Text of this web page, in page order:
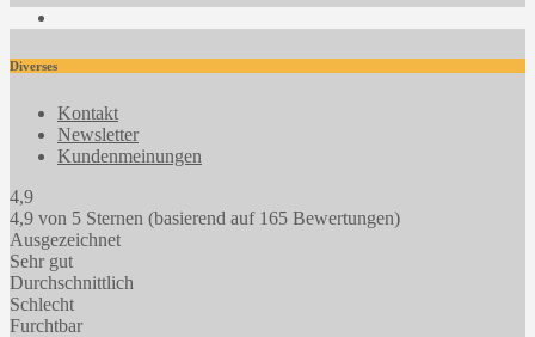
Diverses
Kontakt
Newsletter
Kundenmeinungen
4,9
4,9 von 5 Sternen (basierend auf 165 Bewertungen)
Ausgezeichnet
Sehr gut
Durchschnittlich
Schlecht
Furchtbar